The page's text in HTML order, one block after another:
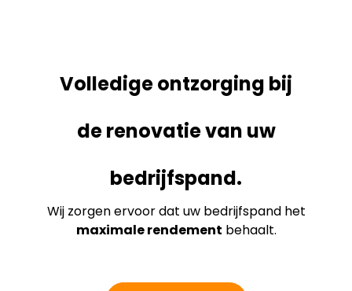
Volledige ontzorging bij
de renovatie van uw
bedrijfspand.
Wij zorgen ervoor dat uw bedrijfspand het
maximale rendement behaalt.